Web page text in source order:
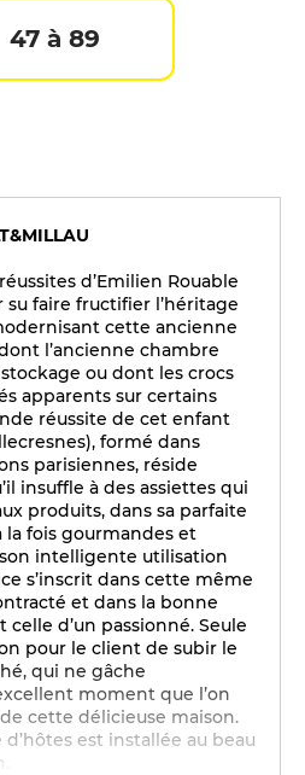
47 à 89
d’Emilien Rouable
su faire fructifier l’héritage
cette ancienne
l’ancienne chambre
ou dont les crocs
apparents sur certains
réussite de cet enfant
formé dans
parisiennes, réside
insuffle à des assiettes qui
produits, dans sa parfaite
la fois gourmandes et
intelligente utilisation
s’inscrit dans cette même
et dans la bonne
d’un passionné. Seule
pour le client de subir le
qui ne gâche
moment que l’on
cette délicieuse maison.
est installée au beau